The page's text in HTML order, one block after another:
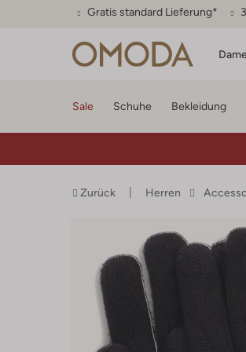
Gratis standard Lieferung*
Sale Schuhe Bekleidung
Zurück Herren